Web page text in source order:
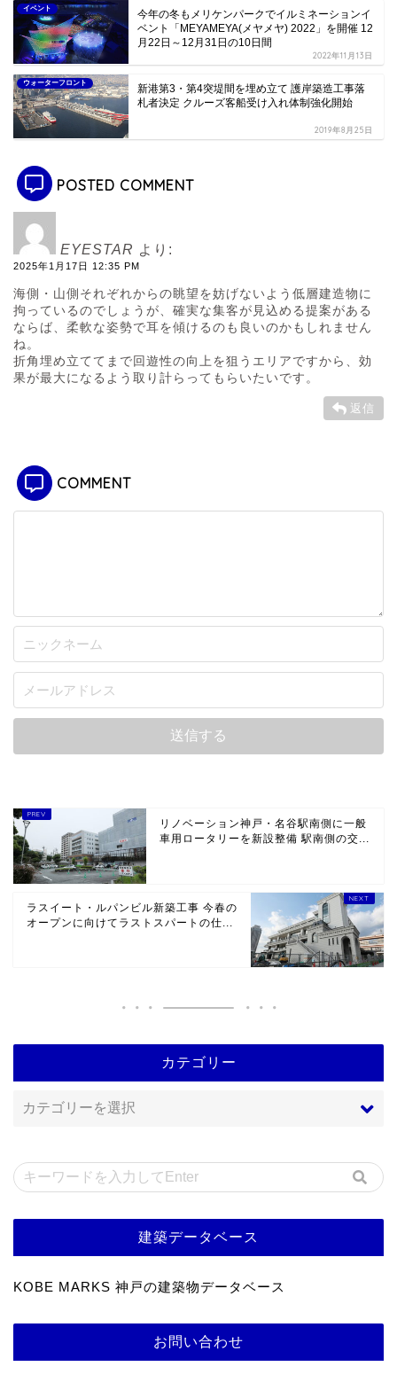
イベント
今年の冬もメリケンパークでイルミネーションイ
ベント「MEYAMEYA(メヤメヤ) 2022」を開催 12
月22日～12月31日の10日間
2022年11月13日
ウォーターフロント
新港第3・第4突堤間を埋め立て 護岸築造工事落
札者決定 クルーズ客船受け入れ体制強化開始
2019年8月25日
POSTED COMMENT
EYESTAR より:
2025年1月17日 12:35 PM
海側・山側それぞれからの眺望を妨げないよう低層建造物に
拘っているのでしょうが、確実な集客が見込める提案がある
ならば、柔軟な姿勢で耳を傾けるのも良いのかもしれません
ね。
折角埋め立ててまで回遊性の向上を狙うエリアですから、効
果が最大になるよう取り計らってもらいたいです。
返信
COMMENT
リノベーション神戸・名谷駅南側に一般
車用ロータリーを新設整備 駅南側の交...
ラスイート・ルパンビル新築工事 今春の
オープンに向けてラストスパートの仕...
カテゴリー
建築データベース
KOBE MARKS 神戸の建築物データベース
お問い合わせ